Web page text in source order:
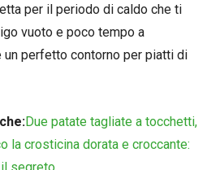
per il periodo di caldo che ti
vuoto e poco tempo a
perfetto contorno per piatti di
Due patate tagliate a tocchetti,
la crosticina dorata e croccante: